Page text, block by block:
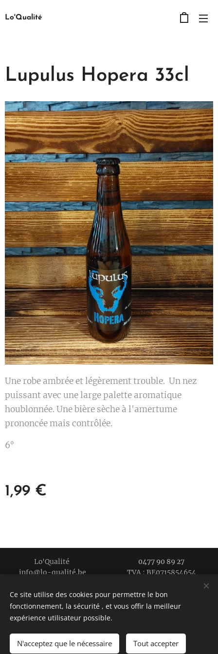
Lo'Qualité
Lupulus Hopera 33cl
Une robe ambrée et légèrement trouble. Un nez
puissant avec une large palette aromatique
houblonnée. Une bière sèche à l'amertume
prononcée mais contrôlée.
6°
1,99 €
AJOUTER AU PANIER
Lo'Qualité 0477 90 89 27
info@lo-qualité.be TVA : BE0715854654
La qualité près de chez vous
Cookies
Ce site utilise des cookies pour permettre le bon
fonctionnement, la sécurité , et vous offir la meilleur
expérience utilisateur possible.
N'acceptez que le nécessaire Tout accepter